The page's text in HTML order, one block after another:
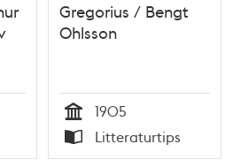
Gregorius / Bengt
Ohlsson
Tid
1905
Typ
Litteraturtips